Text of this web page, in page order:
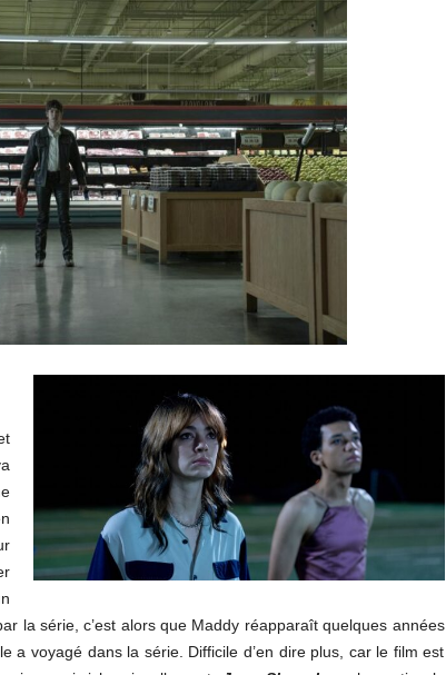
la série, c’est alors que Maddy réapparaît quelques années
a voyagé dans la série. Difficile d’en dire plus, car le film est